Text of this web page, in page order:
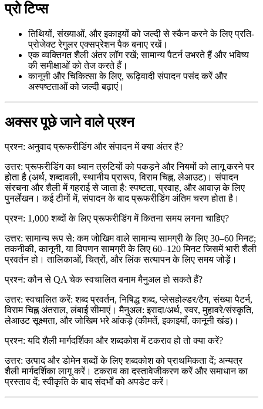
प्रो टिप्स
तिथियों, संख्याओं, और इकाइयों को जल्दी से स्कैन करने के लिए प्रति-
प्रोजेक्ट रेगुलर एक्सप्रेशन पैक बनाए रखें।
एक व्यक्तिगत शैली अंतर लॉग रखें; सामान्य पैटर्न उभरते हैं और भविष्य
की समीक्षाओं को तेज करते हैं।
कानूनी और चिकित्सा के लिए, रूढ़िवादी संपादन पसंद करें और
अस्पष्टताओं को जल्दी बढ़ाएं।
अक्सर पूछे जाने वाले प्रश्न
प्रश्न: अनुवाद प्रूफरीडिंग और संपादन में क्या अंतर है?
उत्तर: प्रूफरीडिंग का ध्यान त्रुटियों को पकड़ने और नियमों को लागू करने पर
होता है (अर्थ, शब्दावली, स्थानीय प्रारूप, विराम चिह्न, लेआउट)। संपादन
संरचना और शैली में गहराई से जाता है: स्पष्टता, प्रवाह, और आवाज़ के लिए
पुनर्लेखन। कई टीमों में, संपादन के बाद प्रूफरीडिंग अंतिम चरण होता है।
प्रश्न: 1,000 शब्दों के लिए प्रूफरीडिंग में कितना समय लगना चाहिए?
उत्तर: सामान्य रूप से: कम जोखिम वाले सामान्य सामग्री के लिए 30–60 मिनट;
तकनीकी, कानूनी, या विपणन सामग्री के लिए 60–120 मिनट जिसमें भारी शैली
प्रवर्तन हो। तालिकाओं, चित्रों, और लिंक सत्यापन के लिए समय जोड़ें।
प्रश्न: कौन से QA चेक स्वचालित बनाम मैनुअल हो सकते हैं?
उत्तर: स्वचालित करें: शब्द प्रवर्तन, निषिद्ध शब्द, प्लेसहोल्डर/टैग, संख्या पैटर्न,
विराम चिह्न अंतराल, लंबाई सीमाएं। मैनुअल: इरादा/अर्थ, स्वर, मुहावरे/संस्कृति,
लेआउट सूक्ष्मता, और जोखिम भरे आंकड़े (कीमतें, इकाइयाँ, कानूनी खंड)।
प्रश्न: यदि शैली मार्गदर्शिका और शब्दकोश में टकराव हो तो क्या करें?
उत्तर: उत्पाद और डोमेन शब्दों के लिए शब्दकोश को प्राथमिकता दें; अन्यत्र
शैली मार्गदर्शिका लागू करें। टकराव का दस्तावेजीकरण करें और समाधान का
प्रस्ताव दें; स्वीकृति के बाद संदर्भों को अपडेट करें।